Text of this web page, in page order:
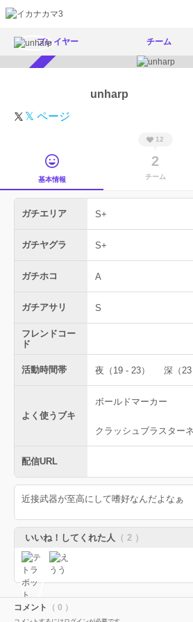
プレイヤー チーム
unharp
𝕏 ページ
基本情報
12
2
チーム
ガチエリア S+
ガチヤグラ S+
ガチホコ A
ガチアサリ S
フレンドコー
ド
活動時間帯 夜（19 - 23） 深（23
よく使うブキ
ボールドマーカー
クラッシュブラスター
配信URL
近接武器が至高にして嗜好なんだよなぁ
いいね！してくれた人 （ 2 ）
コメント （ 0 ）